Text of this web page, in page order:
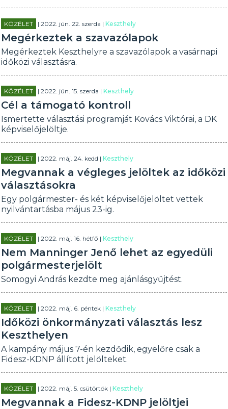
KÖZÉLET | 2022. jún. 22. szerda |Keszthely
Megérkeztek a szavazólapok
Megérkeztek Keszthelyre a szavazólapok a vasárnapi
időközi választásra.
KÖZÉLET | 2022. jún. 15. szerda |Keszthely
Cél a támogató kontroll
Ismertette választási programját Kovács Viktórai, a DK
képviselőjelöltje.
KÖZÉLET | 2022. máj. 24. kedd |Keszthely
Megvannak a végleges jelöltek az időközi
választásokra
Egy polgármester- és két képviselőjelöltet vettek
nyilvántartásba május 23-ig.
KÖZÉLET | 2022. máj. 16. hétfő |Keszthely
Nem Manninger Jenő lehet az egyedüli
polgármesterjelölt
Somogyi András kezdte meg ajánlásgyűjtést.
KÖZÉLET | 2022. máj. 6. péntek |Keszthely
Időközi önkormányzati választás lesz
Keszthelyen
A kampány május 7-én kezdődik, egyelőre csak a
Fidesz-KDNP állított jelölteket.
KÖZÉLET | 2022. máj. 5. csütörtök |Keszthely
Megvannak a Fidesz-KDNP jelöltjei